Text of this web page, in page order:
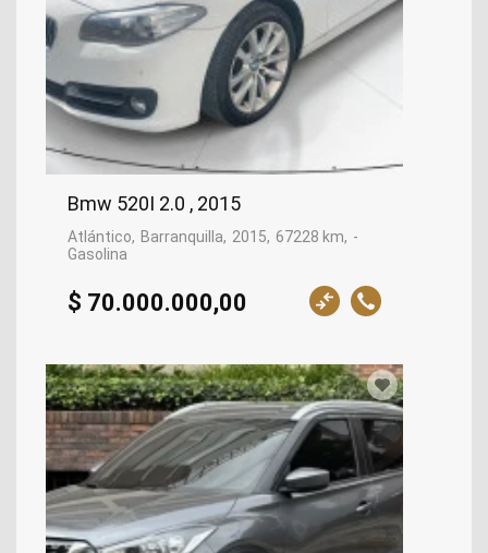
Bmw 520I 2.0 , 2015
Atlántico Barranquilla 2015 67228 km
-
Gasolina
$ 70.000.000,00